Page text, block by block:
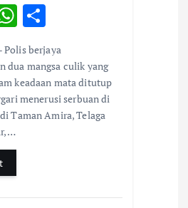
W
h
at
s
A
ar
e
Polis berjaya
dua mangsa culik yang
keadaan mata ditutup
menerusi serbuan di
Taman Amira, Telaga